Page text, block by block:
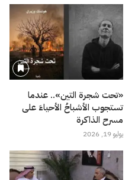
«تحت شجرة التين».. عندما
تستجوب الأشباحُ الأحياءَ على
مسرح الذاكرة
يوليو 19, 2026